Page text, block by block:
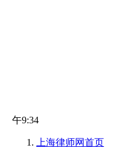
午9:34
上海律师网首页